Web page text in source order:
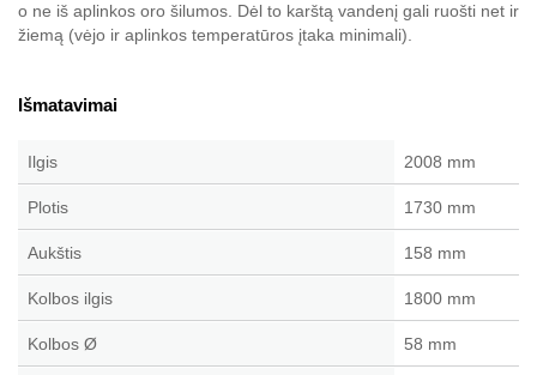
o ne iš aplinkos oro šilumos. Dėl to karštą vandenį gali ruošti net ir
žiemą (vėjo ir aplinkos temperatūros įtaka minimali).
Išmatavimai
Ilgis 2008 mm
Plotis 1730 mm
Aukštis 158 mm
Kolbos ilgis 1800 mm
Kolbos Ø 58 mm